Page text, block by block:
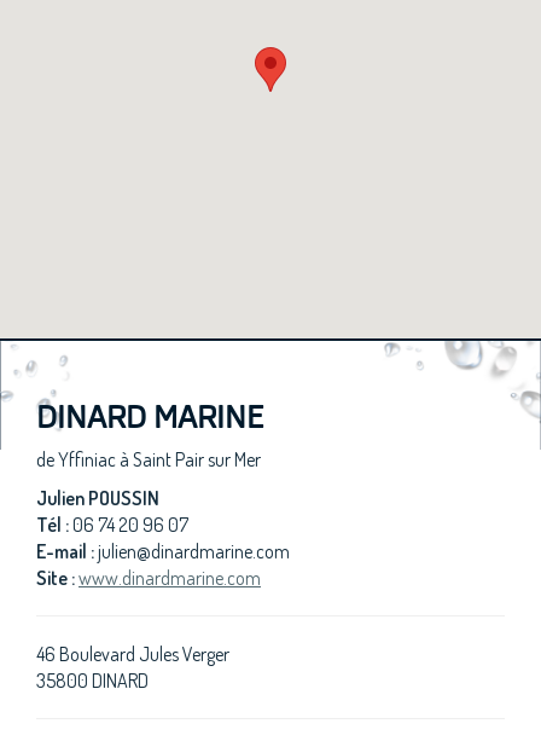
DINARD MARINE
de Yffiniac à Saint Pair sur Mer
Julien POUSSIN
Tél :06 74 20 96 07
E-mail :julien@dinardmarine.com
Site :www.dinardmarine.com
46 Boulevard Jules Verger
35800 DINARD